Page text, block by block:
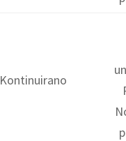
Kontinuirano